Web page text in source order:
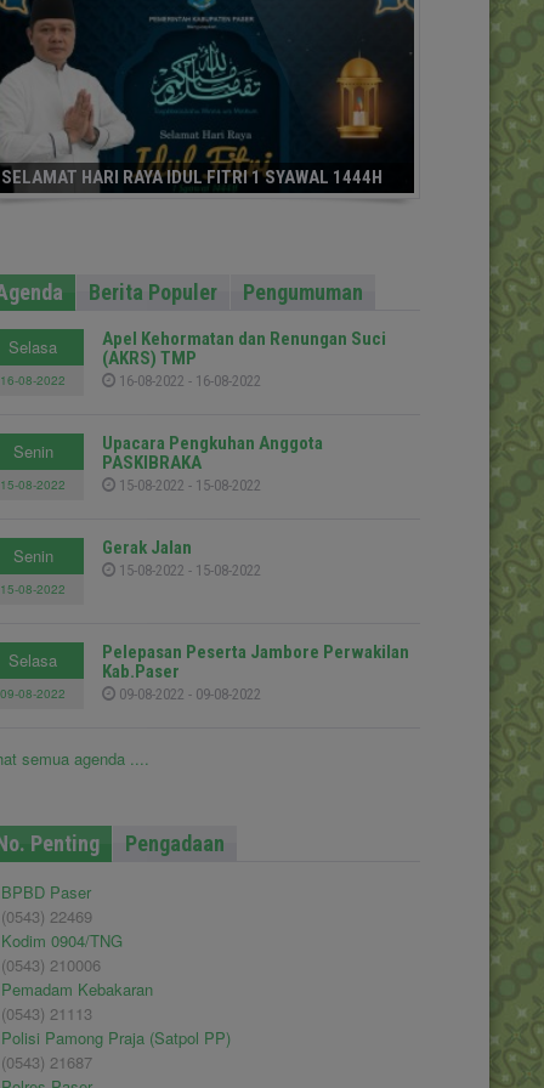
SELAMAT HARI RAYA IDUL FITRI 1 SYAWAL 1444H
Berita Populer Pengumuman
Selasa
16-08-2022
Apel Kehormatan dan Renungan Suci
(AKRS) TMP
16-08-2022 - 16-08-2022
Senin
15-08-2022
Upacara Pengkuhan Anggota
PASKIBRAKA
15-08-2022 - 15-08-2022
Senin
15-08-2022
Gerak Jalan
15-08-2022 - 15-08-2022
Selasa
09-08-2022
Pelepasan Peserta Jambore Perwakilan
Kab.Paser
09-08-2022 - 09-08-2022
semua agenda ....
Penting Pengadaan
BPBD Paser
(0543) 22469
Kodim 0904/TNG
(0543) 210006
Pemadam Kebakaran
(0543) 21113
Polisi Pamong Praja (Satpol PP)
(0543) 21687